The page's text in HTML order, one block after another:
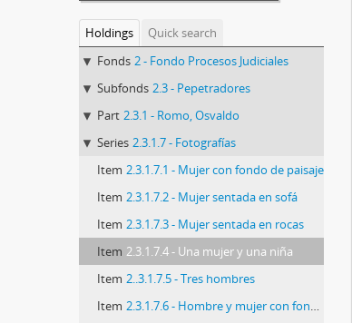
Holdings
Quick search
Fonds 2 - Fondo Procesos Judiciales
Subfonds 2.3 - Pepetradores
Part 2.3.1 - Romo, Osvaldo
Series 2.3.1.7 - Fotografías
Item 2.3.1.7.1 - Mujer con fondo de paisaje
Item 2.3.1.7.2 - Mujer sentada en sofá
Item 2.3.1.7.3 - Mujer sentada en rocas
Item 2.3.1.7.4 - Una mujer y una niña
Item 2..3.1.7.5 - Tres hombres
Item 2.3.1.7.6 - Hombre y mujer con fondo de una ciudad